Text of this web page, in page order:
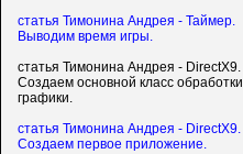
статья Тимонина Андрея - Таймер.
Выводим время игры.
статья Тимонина Андрея - DirectX9.
Создаем основной класс обработки
графики.
статья Тимонина Андрея - DirectX9.
Создаем первое приложение.